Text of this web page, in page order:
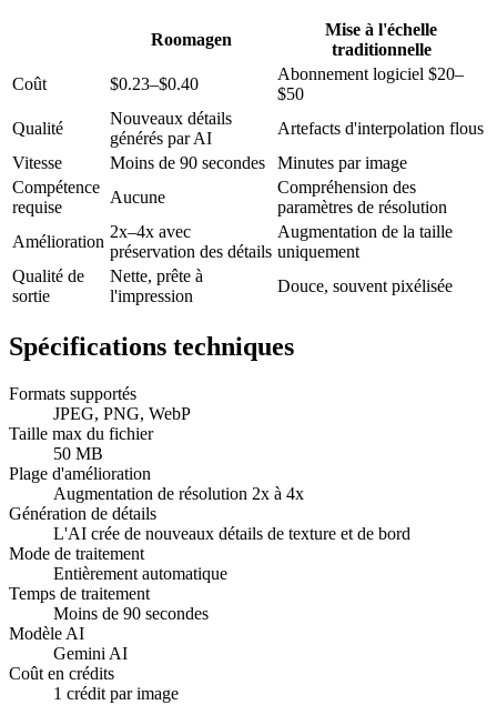
Roomagen
Mise à l'échelle
traditionnelle
Coût
$0.23–$0.40
Abonnement logiciel $20–
$50
Qualité
Nouveaux détails
générés par AI
Artefacts d'interpolation flous
Vitesse
Moins de 90 secondes
Minutes par image
Compétence
requise
Aucune
Compréhension des
paramètres de résolution
Amélioration
2x–4x avec
préservation des détails
Augmentation de la taille
uniquement
Qualité de
sortie
Nette, prête à
l'impression
Douce, souvent pixélisée
Spécifications techniques
Formats supportés
JPEG, PNG, WebP
Taille max du fichier
50 MB
Plage d'amélioration
Augmentation de résolution 2x à 4x
Génération de détails
L'AI crée de nouveaux détails de texture et de bord
Mode de traitement
Entièrement automatique
Temps de traitement
Moins de 90 secondes
Modèle AI
Gemini AI
Coût en crédits
1 crédit par image